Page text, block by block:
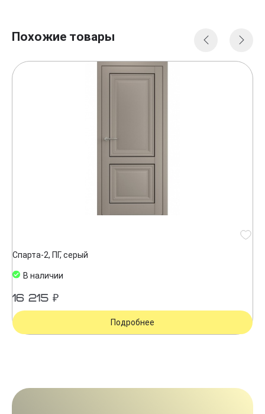
Похожие товары
Спарта-2, ПГ, серый
В наличии
16 215 ₽
Подробнее